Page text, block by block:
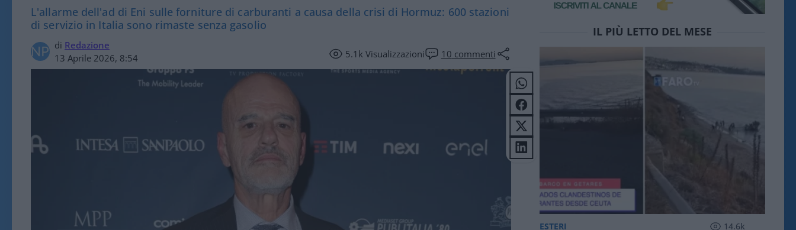
L'allarme dell'ad di Eni sulle forniture di carburanti a causa della crisi di Hormuz: 600 stazioni
di servizio in Italia sono rimaste senza gasolio
di Redazione
13 Aprile 2026, 8:54
5.1kVisualizzazioni 10 commenti
IL PIÙ LETTO DEL MESE
ESTERI 14.6k